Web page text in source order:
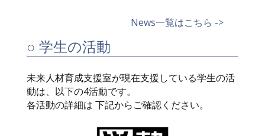
News一覧はこちら ->
○ 学生の活動
未来人材育成支援室が現在支援している学生の活
動は、以下の4活動です。
各活動の詳細は 下記からご確認ください。